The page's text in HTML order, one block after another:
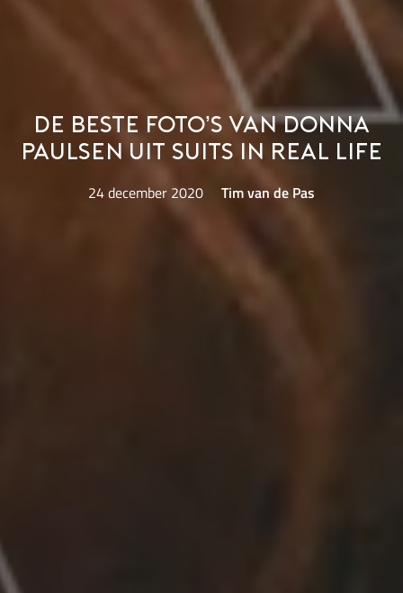
De beste foto’s van Donna
Paulsen uit Suits in real life
24 december 2020 Tim van de Pas